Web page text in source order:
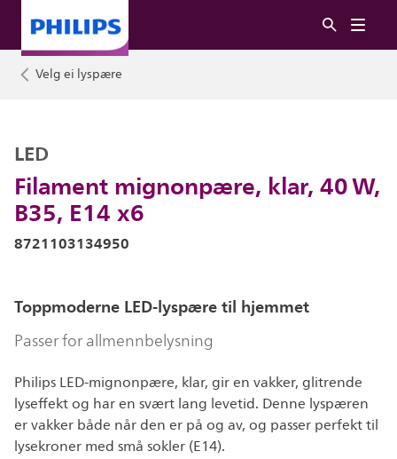
Velg ei lyspære
Filament mignonpære, klar, 40 W,
B35, E14 x6
LED
8721103134950
Toppmoderne LED-lyspære til hjemmet
Passer for allmennbelysning
Philips LED-mignonpære, klar, gir en vakker, glitrende
lyseffekt og har en svært lang levetid. Denne lyspæren
er vakker både når den er på og av, og passer perfekt til
lysekroner med små sokler (E14).